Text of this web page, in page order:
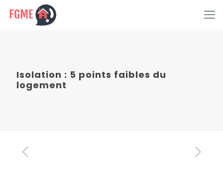
Isolation : 5 points faibles du
logement